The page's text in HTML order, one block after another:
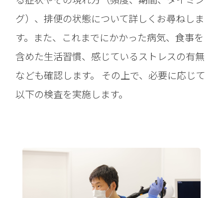
グ）、排便の状態について詳しくお尋ねしま
す。また、これまでにかかった病気、食事を
含めた生活習慣、感じているストレスの有無
なども確認します。 その上で、必要に応じて
以下の検査を実施します。